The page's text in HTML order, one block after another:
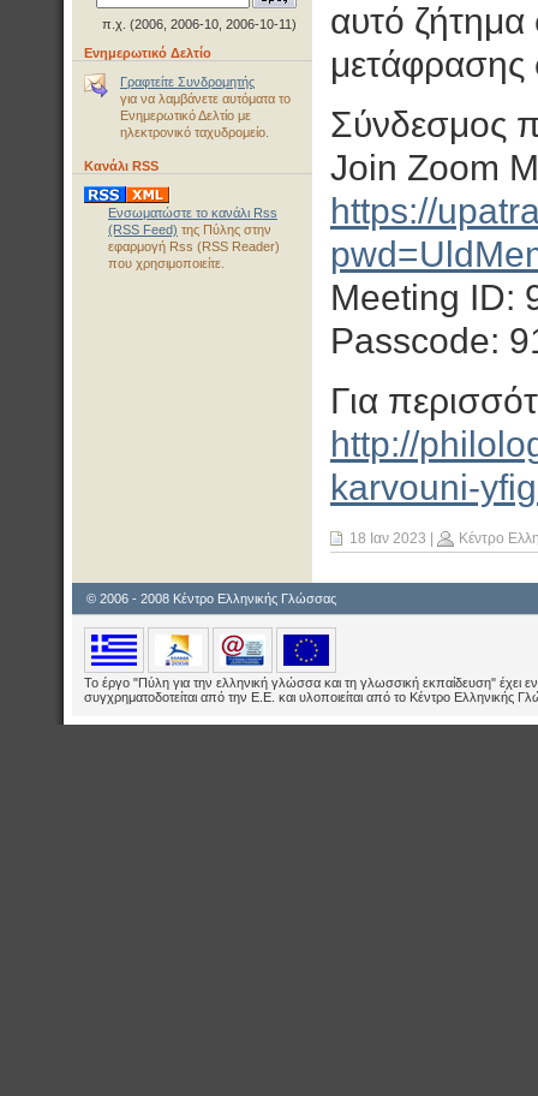
π.χ. (2006, 2006-10, 2006-10-11)
Ενημερωτικό Δελτίο
Γραφτείτε Συνδρομητής
για να λαμβάνετε αυτόματα το
Ενημερωτικό Δελτίο με
ηλεκτρονικό ταχυδρομείο.
Κανάλι RSS
Ενσωματώστε το κανάλι Rss
(RSS Feed) της Πύλης στην
εφαρμογή Rss (RSS Reader)
που χρησιμοποιείτε.
αυτό ζήτημα
μετάφρασης
Σύνδεσμος
Join Zoom
https://
Meeting ID:
Passcode:
Για
http://
karvouni-
18 Ιαν 2023 Κέντρο
© 2006 - 2008 Κέντρο Ελληνικής Γλώσσας
Το έργο "Πύλη για την ελληνική γλώσσα και τη γλωσσική εκπαίδευση" έχει
συγχρηματοδοτείται από την Ε.E. και υλοποιείται από το Κέντρο Ελληνικής